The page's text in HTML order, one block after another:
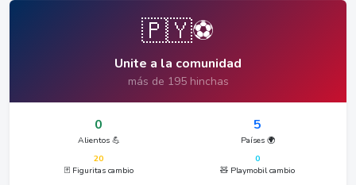
🇵🇾⚽
Unite a la comunidad
más de 195 hinchas
0
Alientos 💪
5
Países 🌍
20
🃏 Figuritas cambio
0
🧸 Playmobil cambio